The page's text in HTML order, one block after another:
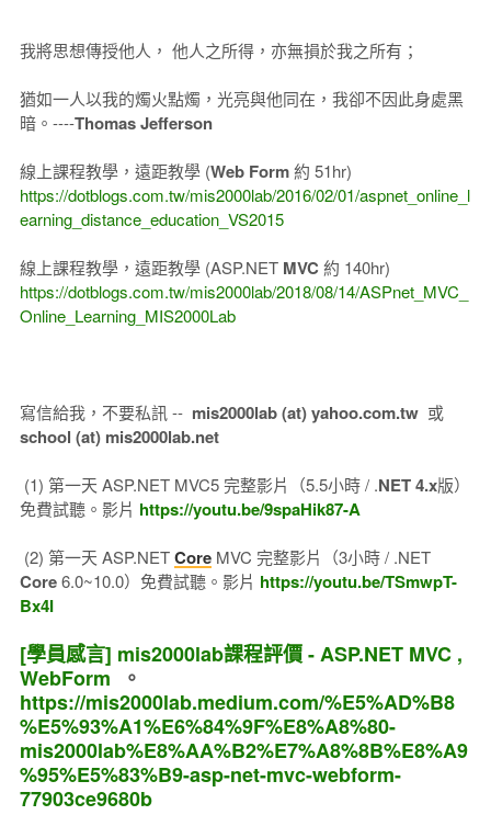
我將思想傳授他人， 他人之所得，亦無損於我之所有；
猶如一人以我的燭火點燭，光亮與他同在，我卻不因此身處黑
暗。----Thomas Jefferson
線上課程教學，遠距教學 (Web Form約 51hr)
https://dotblogs.com.tw/mis2000lab/2016/02/01/aspnet_online_l
earning_distance_education_VS2015
線上課程教學，遠距教學 (ASP.NET MVC 約 140hr)
https://dotblogs.com.tw/mis2000lab/2018/08/14/ASPnet_MVC_
Online_Learning_MIS2000Lab
寫信給我，不要私訊 -- mis2000lab (at) yahoo.com.tw或
school (at) mis2000lab.net
(1) 第一天 ASP.NET MVC5 完整影片（5.5小時 / .NET 4.x版）
免費試聽。影片 https://youtu.be/9spaHik87-A
(2) 第一天 ASP.NETCoreMVC 完整影片（3小時 / .NET
Core6.0~10.0）免費試聽。影片 https://youtu.be/TSmwpT-
Bx4I
[學員感言] mis2000lab課程評價 - ASP.NET MVC ,
WebForm 。
https://mis2000lab.medium.com/%E5%AD%B8
%E5%93%A1%E6%84%9F%E8%A8%80-
mis2000lab%E8%AA%B2%E7%A8%8B%E8%A9
%95%E5%83%B9-asp-net-mvc-webform-
77903ce9680b